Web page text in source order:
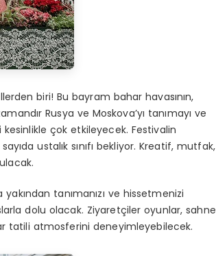
biri! Bu bayram bahar havasının,
Rusya ve Moskova’yı tanımayı ve
çok etkileyecek. Festivalin
ustalık sınıfı bekliyor. Kreatif, mutfak,
tanımanızı ve hissetmenizi
dolu olacak. Ziyaretçiler oyunlar, sahne
tatili atmosferini deneyimleyebilecek.